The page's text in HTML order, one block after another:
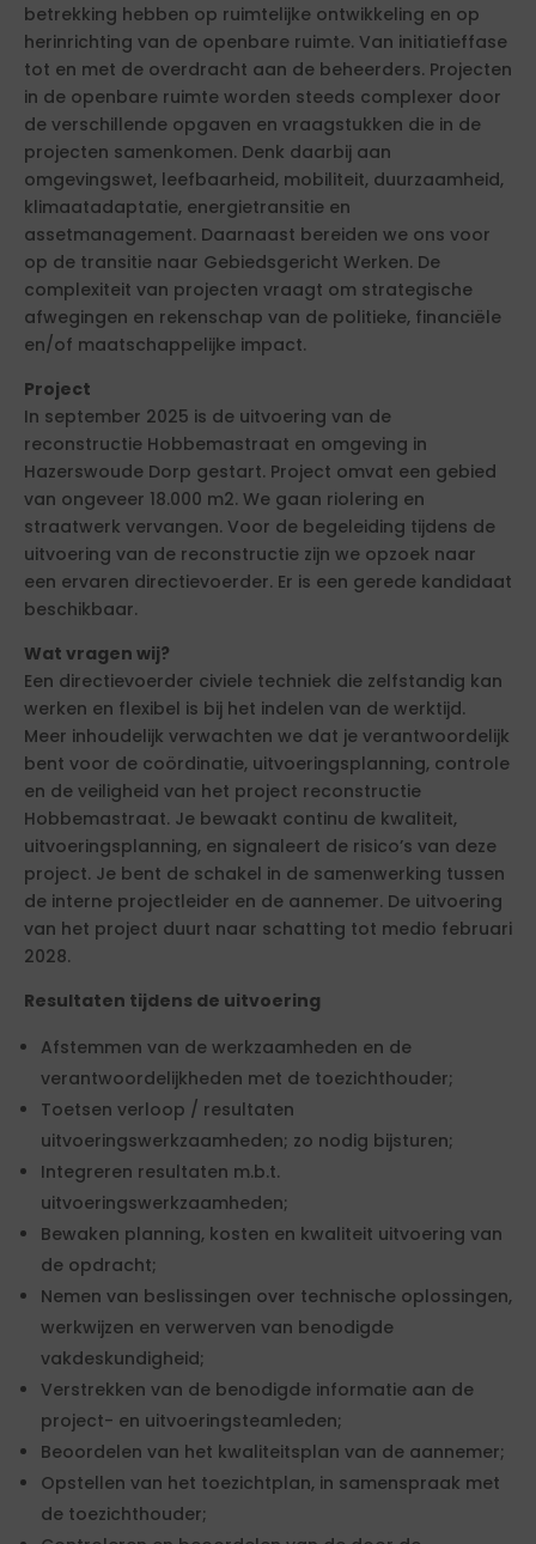
betrekking hebben op ruimtelijke ontwikkeling en op
herinrichting van de openbare ruimte. Van initiatieffase
tot en met de overdracht aan de beheerders. Projecten
in de openbare ruimte worden steeds complexer door
de verschillende opgaven en vraagstukken die in de
projecten samenkomen. Denk daarbij aan
omgevingswet, leefbaarheid, mobiliteit, duurzaamheid,
klimaatadaptatie, energietransitie en
assetmanagement. Daarnaast bereiden we ons voor
op de transitie naar Gebiedsgericht Werken. De
complexiteit van projecten vraagt om strategische
afwegingen en rekenschap van de politieke, financiële
en/of maatschappelijke impact.
Project
In september 2025 is de uitvoering van de
reconstructie Hobbemastraat en omgeving in
Hazerswoude Dorp gestart. Project omvat een gebied
van ongeveer 18.000 m2. We gaan riolering en
straatwerk vervangen. Voor de begeleiding tijdens de
uitvoering van de reconstructie zijn we opzoek naar
een ervaren directievoerder. Er is een gerede kandidaat
beschikbaar.
Wat vragen wij?
Een directievoerder civiele techniek die zelfstandig kan
werken en flexibel is bij het indelen van de werktijd.
Meer inhoudelijk verwachten we dat je verantwoordelijk
bent voor de coördinatie, uitvoeringsplanning, controle
en de veiligheid van het project reconstructie
Hobbemastraat. Je bewaakt continu de kwaliteit,
uitvoeringsplanning, en signaleert de risico’s van deze
project. Je bent de schakel in de samenwerking tussen
de interne projectleider en de aannemer. De uitvoering
van het project duurt naar schatting tot medio februari
2028.
Resultaten tijdens de uitvoering
Afstemmen van de werkzaamheden en de
verantwoordelijkheden met de toezichthouder;
Toetsen verloop / resultaten
uitvoeringswerkzaamheden; zo nodig bijsturen;
Integreren resultaten m.b.t.
uitvoeringswerkzaamheden;
Bewaken planning, kosten en kwaliteit uitvoering van
de opdracht;
Nemen van beslissingen over technische oplossingen,
werkwijzen en verwerven van benodigde
vakdeskundigheid;
Verstrekken van de benodigde informatie aan de
project- en uitvoeringsteamleden;
Beoordelen van het kwaliteitsplan van de aannemer;
Opstellen van het toezichtplan, in samenspraak met
de toezichthouder;